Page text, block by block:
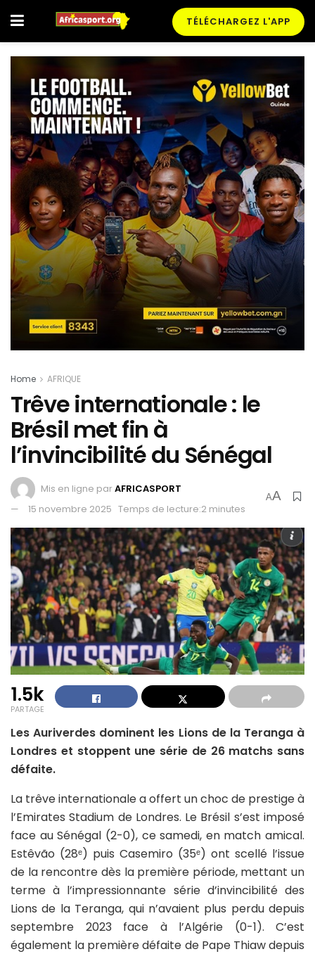
TÉLÉCHARGEZ L'APP
Home AFRIQUE
Trêve internationale : le
Brésil met fin à
l’invincibilité du Sénégal
Mis en ligne parAFRICASPORT
15 novembre 2025 Temps de lecture:2 minutes
AA
1.5k
PARTAGE
Les Auriverdes dominent les Lions de la Teranga à
Londres et stoppent une série de 26 matchs sans
défaite.
La trêve internationale a offert un choc de prestige à
l’Emirates Stadium de Londres. Le Brésil s’est imposé
face au Sénégal (2-0), ce samedi, en match amical.
Estêvão (28ᵉ) puis Casemiro (35ᵉ) ont scellé l’issue
de la rencontre dès la première période, mettant un
terme à l’impressionnante série d’invincibilité des
Lions de la Teranga, qui n’avaient plus perdu depuis
septembre 2023 face à l’Algérie (0-1). C’est
également la première défaite de Pape Thiaw depuis